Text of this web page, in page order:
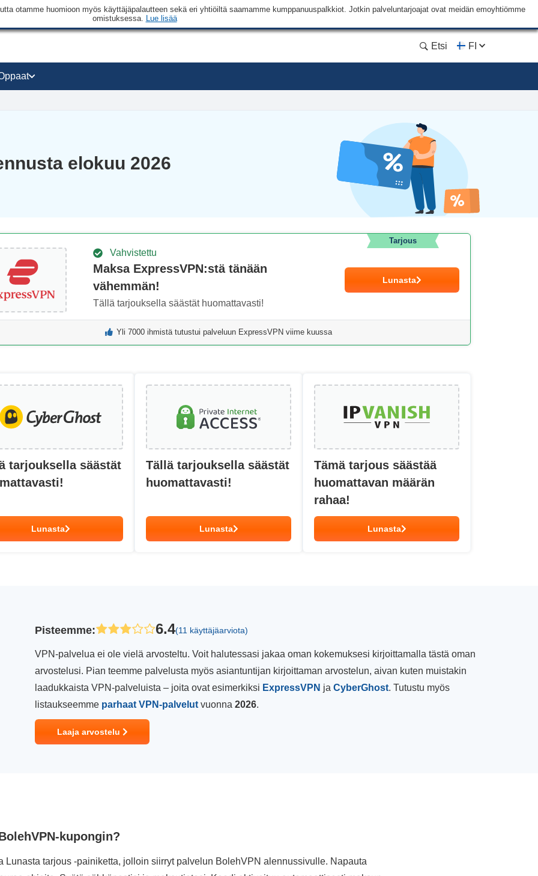
otamme huomioon myös käyttäjäpalautteen sekä eri yhtiöiltä saamamme kumppanuuspalkkiot. Jotkin palveluntarjoajat ovat meidän emoyhtiömme
omistuksessa. Lue lisää
Etsi FI
elokuu 2026
Vahvistettu
Maksa ExpressVPN:stä tänään
vähemmän!
Tällä tarjouksella säästät huomattavasti!
Lunasta
Tarjous
Yli 7000 ihmistä tutustui palveluun ExpressVPN viime kuussa
tarjouksella säästät
Lunasta
Tällä tarjouksella säästät
huomattavasti!
Lunasta
Tämä tarjous säästää
huomattavan määrän
rahaa!
Lunasta
Pisteemme: 6.4(11 käyttäjäarviota)
VPN-palvelua ei ole vielä arvosteltu. Voit halutessasi jakaa oman kokemuksesi kirjoittamalla tästä oman
arvostelusi. Pian teemme palvelusta myös asiantuntijan kirjoittaman arvostelun, aivan kuten muistakin
laadukkaista VPN-palveluista – joita ovat esimerkiksi ExpressVPN ja CyberGhost. Tutustu myös
listaukseemme parhaat VPN-palvelut vuonna 2026.
Laaja arvostelu
kupongin?
Lunasta tarjous -painiketta, jolloin siirryt palvelun BolehVPN alennussivulle. Napauta